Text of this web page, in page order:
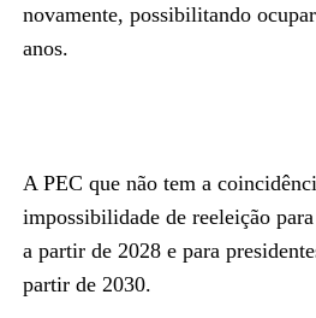
novamente, possibilitando
anos.
A PEC que não tem a
impossibilidade de reeleição
a partir de 2028 e para
partir de 2030.